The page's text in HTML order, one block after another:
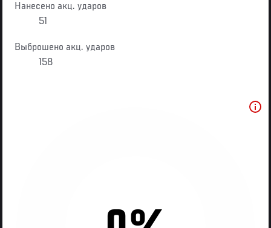
Нанесено акц. ударов
51
Выброшено акц. ударов
158